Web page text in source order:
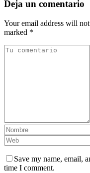
Deja un comentario
Your email address will
marked *
Save my name, email,
time I comment.